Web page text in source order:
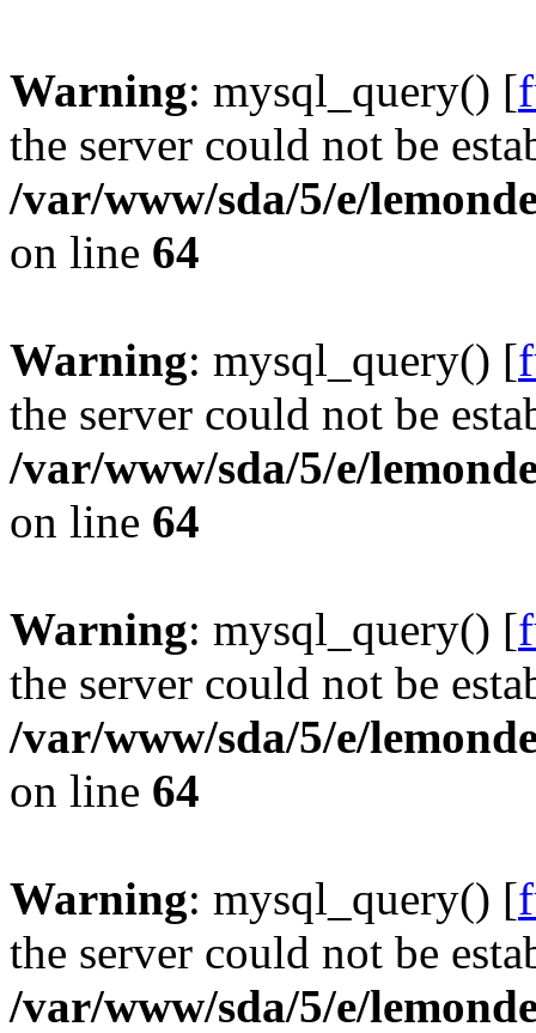
Warning: mysql_query() [
the server could not be
/var/www/sda/5/e/
on line 64
Warning: mysql_query() [
the server could not be
/var/www/sda/5/e/
on line 64
Warning: mysql_query() [
the server could not be
/var/www/sda/5/e/
on line 64
Warning: mysql_query() [
the server could not be
/var/www/sda/5/e/